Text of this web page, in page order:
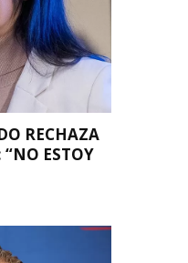
RECHAZA
“NO ESTOY